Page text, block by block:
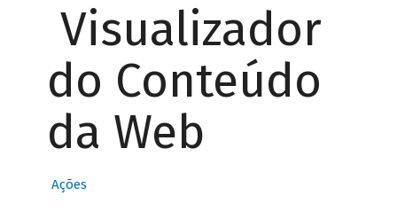
Visualizador
do Conteúdo
da Web
Ações